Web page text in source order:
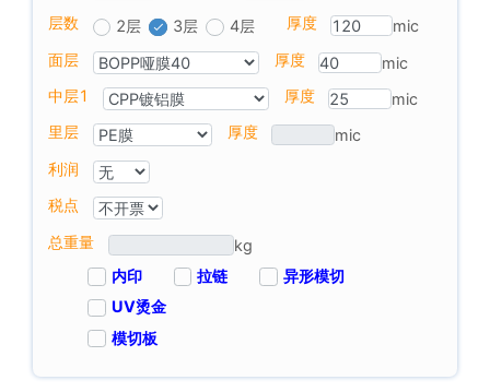
层数
2层 3层 4层 厚度
mic
面层
厚度
mic
中层1
厚度
mic
里层
厚度
mic
利润
税点
总重量
kg
内印
拉链
异形模切
UV烫金
模切板